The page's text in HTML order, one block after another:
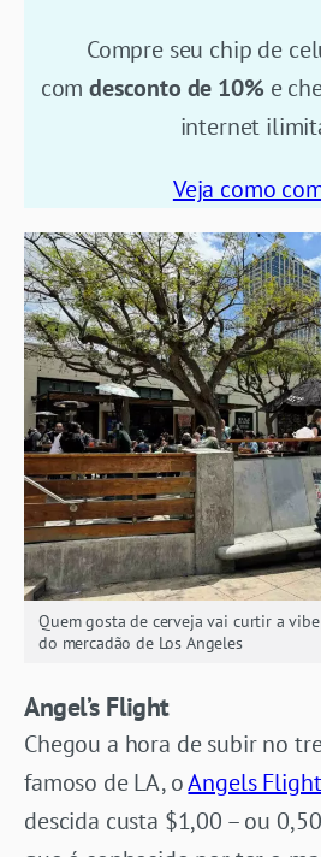
Compre seu chip de
comdesconto de 10%e
internet
Veja como
Quem gosta de cerveja vai curtir a
do mercadão de Los Angeles
Angel’s Flight
Chegou a hora de subir no
famoso de LA, oAngels Flight
descida custa $1,00 – ou